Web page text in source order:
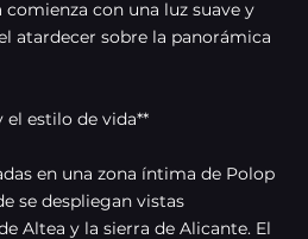
comienza con una luz suave y
atardecer sobre la panorámica
el estilo de vida**
en una zona íntima de Polop
se despliegan vistas
Altea y la sierra de Alicante. El